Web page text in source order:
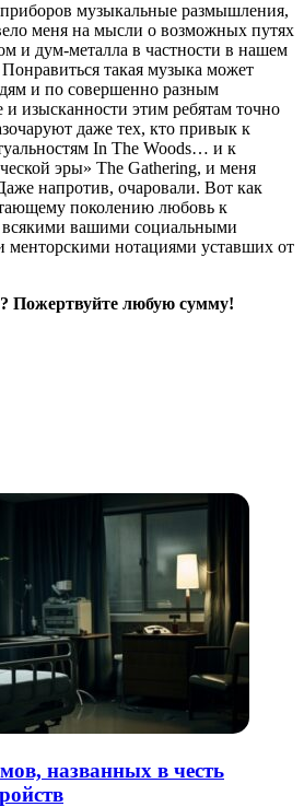
музыкальные размышления,
меня на мысли о возможных путях
и дум-металла в частности в нашем
такая музыка может
и по совершенно разным
изысканности этим ребятам точно
даже тех, кто привык к
In The Woods… и к
эры» The Gathering, и меня
напротив, очаровали. Вот как
поколению любовь к
всякими вашими социальными
менторскими нотациями уставших от
Пожертвуйте любую сумму!
названных в честь